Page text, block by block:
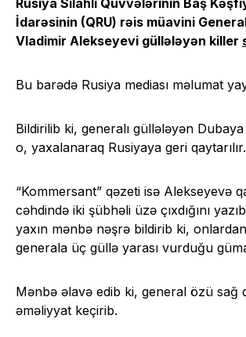
Rusiya Silahlı Qüvvələrinin Baş
İdarəsinin (QRU) rəis müavini
Vladimir Alekseyevi güllələyən killer
Bu barədə Rusiya mediası məlumat
Bildirilib ki, generalı güllələyən Dubaya
o, yaxalanaraq Rusiyaya geri qaytarılır.
“Kommersant” qəzeti isə Alekseyevə
cəhdində iki şübhəli üzə çıxdığını
yaxın mənbə nəşrə bildirib ki,
generala üç güllə yarası vurduğu
Mənbə əlavə edib ki, general özü sağ
əməliyyat keçirib.